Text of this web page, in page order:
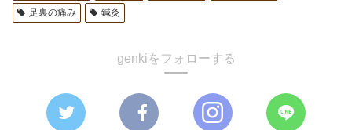
足裏の痛み
鍼灸
genkiをフォローする